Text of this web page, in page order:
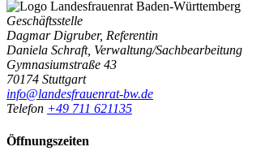
Geschäftsstelle
Dagmar Digruber, Referentin
Daniela Schraft, Verwaltung/Sachbearbeitung
Gymnasiumstraße 43
70174 Stuttgart
info@landesfrauenrat-bw.de
Telefon +49 711 621135
Öffnungszeiten